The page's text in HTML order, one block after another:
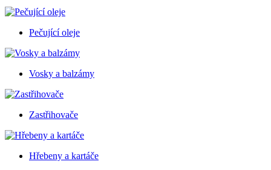
Pečující oleje
Vosky a balzámy
Zastřihovače
Hřebeny a kartáče